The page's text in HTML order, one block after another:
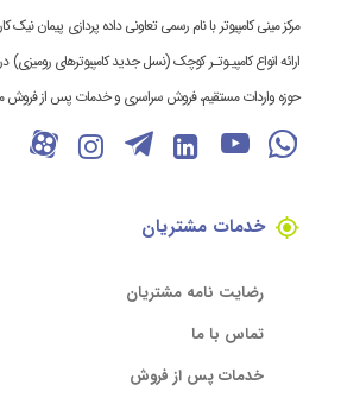
ارائه انواع کامپیـوتـر کوچک (نسل جدید کامپیوترهای رومیزی)
حوزه واردات مستقیم، فروش سراسری و خدمات پس از فروش
خدمات مشتریان
رضایت نامه مشتریان
تماس با ما
خدمات پس از فروش